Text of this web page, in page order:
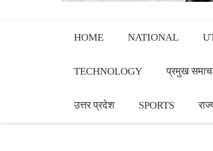
HOME NATIONAL
TECHNOLOGY प्रमुख
उत्तर प्रदेश SPORTS